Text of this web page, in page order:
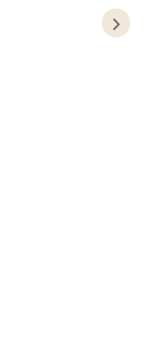
4611 Kristiansand